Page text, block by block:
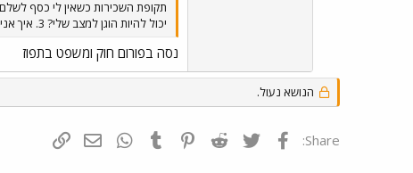
יכול להיות הוגן למצב שלי? 3. איך אני מוצאת דירה להשכיר כשכל חודשיים אהיה תלויה במזל אם יאשרו לי סיוע/או לא יאשרו (כשהאישור הזה קובע את היכולת שתהיה לי לשלם שכירות) ?
נסה בפורום חוק ומשפט בתפוז
הנושא נעול.
Share: פייסבוק Twitter
Reddit
Pinterest
Tumblr
WhatsAppדואר אלקטרוני